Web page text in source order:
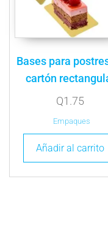
Bases para
cartón
Q1.75
Empaques
Añadir al carrito